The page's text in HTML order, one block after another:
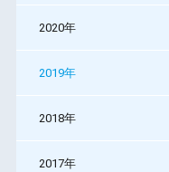
2020年
2019年
2018年
2017年